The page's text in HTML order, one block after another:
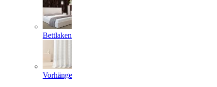
Bettlaken
Vorhänge